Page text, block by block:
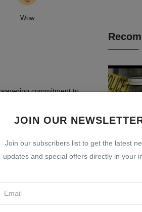
JOIN OUR
Join our subscribers list to get the latest
updates and special offers directly in your
Wow
commitment to
timely and accurate